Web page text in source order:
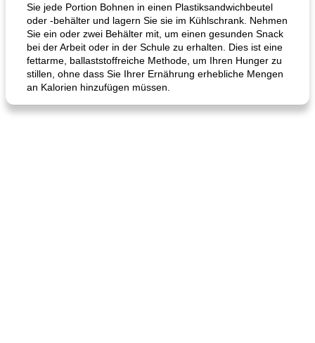
Hühnchen, Süßkartoffelsuppe
Sie jede Portion Bohnen in einen Plastiksandwichbeutel
oder -behälter und lagern Sie sie im Kühlschrank. Nehmen
Sie ein oder zwei Behälter mit, um einen gesunden Snack
bei der Arbeit oder in der Schule zu erhalten. Dies ist eine
fettarme, ballaststoffreiche Methode, um Ihren Hunger zu
stillen, ohne dass Sie Ihrer Ernährung erhebliche Mengen
an Kalorien hinzufügen müssen.